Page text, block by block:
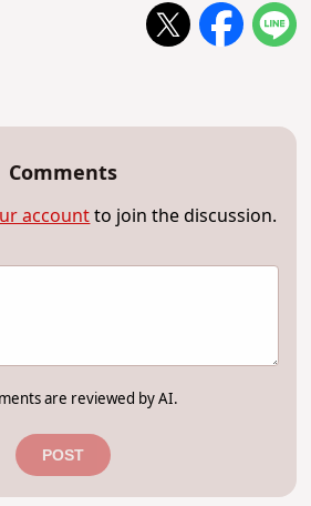
Comments
accountto join the discussion.
are reviewed by AI.
POST